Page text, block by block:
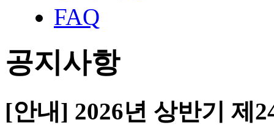
FAQ
공지사항
[안내] 2026년 상반기 제